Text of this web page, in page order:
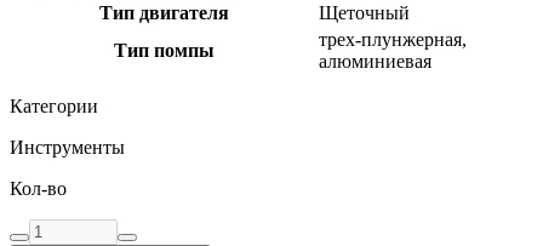
Тип двигателя
Щеточный
Тип помпы
трех-плунжерная,
алюминиевая
Категории
Инструменты
Кол-во